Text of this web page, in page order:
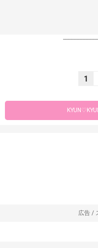
1
広告 /